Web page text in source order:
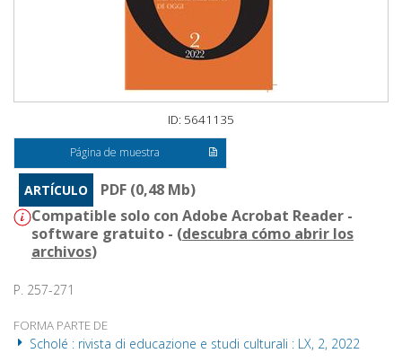
ID: 5641135
Página de muestra
ARTÍCULO
PDF (0,48 Mb)
Compatible solo con Adobe Acrobat Reader -
software gratuito - (descubra cómo abrir los
archivos)
P. 257-271
FORMA PARTE DE
Scholé : rivista di educazione e studi culturali : LX, 2, 2022